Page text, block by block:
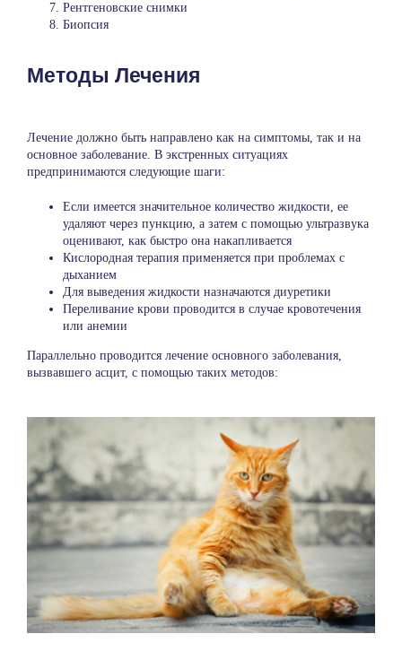
Рентгеновские снимки
Биопсия
Методы Лечения
Лечение должно быть направлено как на симптомы, так и на
основное заболевание. В экстренных ситуациях
предпринимаются следующие шаги:
Если имеется значительное количество жидкости, ее
удаляют через пункцию, а затем с помощью ультразвука
оценивают, как быстро она накапливается
Кислородная терапия применяется при проблемах с
дыханием
Для выведения жидкости назначаются диуретики
Переливание крови проводится в случае кровотечения
или анемии
Параллельно проводится лечение основного заболевания,
вызвавшего асцит, с помощью таких методов: